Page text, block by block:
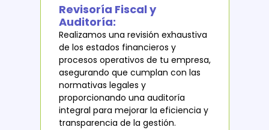
Revisoría Fiscal y
Auditoría:
Realizamos una revisión exhaustiva
de los estados financieros y
procesos operativos de tu empresa,
asegurando que cumplan con las
normativas legales y
proporcionando una auditoría
integral para mejorar la eficiencia y
transparencia de la gestión.